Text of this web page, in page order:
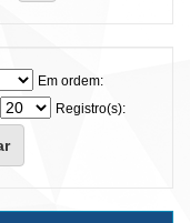
Em ordem:
Registro(s):